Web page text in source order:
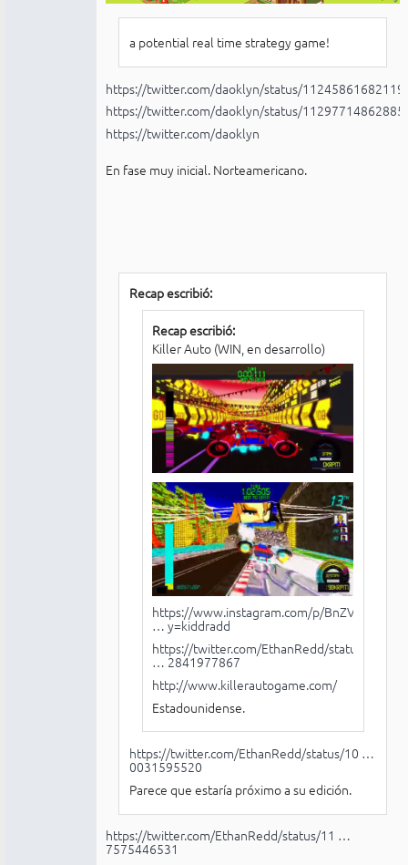
a potential real time strategy game!
https://twitter.com/daoklyn/status/
https://twitter.com/daoklyn/status/
https://twitter.com/daoklyn
En fase muy inicial. Norteamericano.
Recap escribió:
Recap escribió:
Killer Auto (WIN, en desarrollo)
https://www.instagram.com/p/BnZV8rOgEfw
… y=kiddradd
https://twitter.com/EthanRedd/status/10
… 2841977867
http://www.killerautogame.com/
Estadounidense.
https://twitter.com/EthanRedd/status/10 …
0031595520
Parece que estaría próximo a su edición.
https://twitter.com/EthanRedd/status/11 …
7575446531